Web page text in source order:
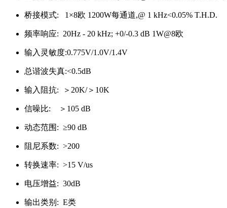
桥接模式: 1×8欧 1200W每通道,@ 1 kHz<0.05% T.H.D.
频率响应: 20Hz - 20 kHz; +0/-0.3 dB 1W@8欧
输入灵敏度:0.775V/1.0V/1.4V
总谐波失真:<0.5dB
输入阻抗: ＞20K/＞10K
信噪比: ＞105 dB
动态范围: ≥90 dB
阻尼系数: >200
转换速率: >15 V/us
电压增益: 30dB
输出类别: E类